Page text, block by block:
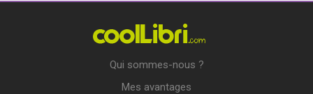
Qui sommes-nous ?
Mes avantages